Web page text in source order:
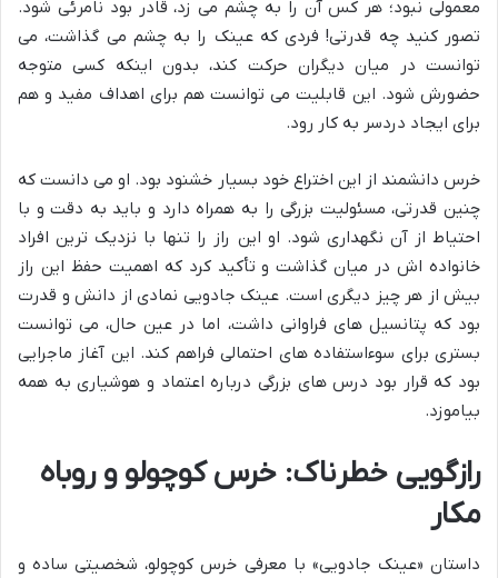
معمولی نبود؛ هر کس آن را به چشم می زد، قادر بود نامرئی شود.
تصور کنید چه قدرتی! فردی که عینک را به چشم می گذاشت، می
توانست در میان دیگران حرکت کند، بدون اینکه کسی متوجه
حضورش شود. این قابلیت می توانست هم برای اهداف مفید و هم
برای ایجاد دردسر به کار رود.
خرس دانشمند از این اختراع خود بسیار خشنود بود. او می دانست که
چنین قدرتی، مسئولیت بزرگی را به همراه دارد و باید به دقت و با
احتیاط از آن نگهداری شود. او این راز را تنها با نزدیک ترین افراد
خانواده اش در میان گذاشت و تأکید کرد که اهمیت حفظ این راز
بیش از هر چیز دیگری است. عینک جادویی نمادی از دانش و قدرت
بود که پتانسیل های فراوانی داشت، اما در عین حال، می توانست
بستری برای سوءاستفاده های احتمالی فراهم کند. این آغاز ماجرایی
بود که قرار بود درس های بزرگی درباره اعتماد و هوشیاری به همه
بیاموزد.
رازگویی خطرناک: خرس کوچولو و روباه
مکار
داستان «عینک جادویی» با معرفی خرس کوچولو، شخصیتی ساده و